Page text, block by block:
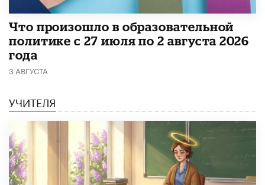
​Что произошло в образовательной
политике с 27 июля по 2 августа 2026
года
3 АВГУСТА
УЧИТЕЛЯ